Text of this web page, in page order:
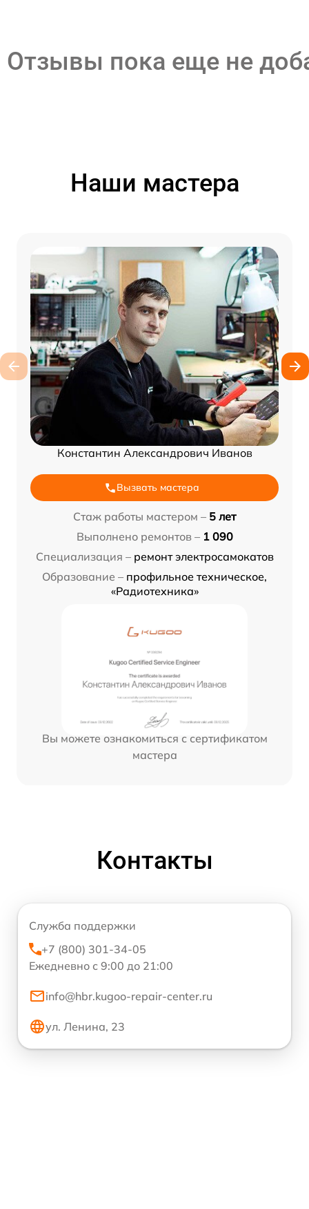
Отзывы пока еще не
Наши мастера
Константин Александрович Иванов
Вызвать мастера
Стаж работы мастером – 5 лет
Выполнено ремонтов – 1 090
Специализация – ремонт электросамокатов
Образование – профильное техническое,
«Радиотехника»
Вы можете ознакомиться с сертификатом
мастера
Контакты
Служба поддержки
+7 (800) 301-34-05
Ежедневно с 9:00 до 21:00
info@hbr.kugoo-repair-center.ru
ул. Ленина, 23